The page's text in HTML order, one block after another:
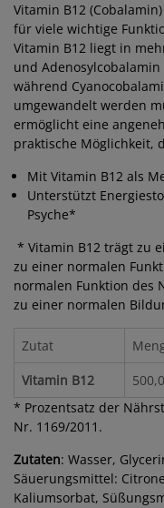
Vitamin B12
für viele wichtige
Vitamin B12 liegt in
und
während
umgewandelt werden
ermöglicht eine
praktische Möglichkeit,
Mit Vitamin B12 als
Unterstützt
Psyche*
* Vitamin B12 trägt zu
zu einer normalen
normalen Funktion des
zu einer normalen
Zutat
Vitamin B12
* Prozentsatz der
Nr. 1169/2011.
Zutaten: Wasser,
Säuerungsmittel:
Kaliumsorbat,